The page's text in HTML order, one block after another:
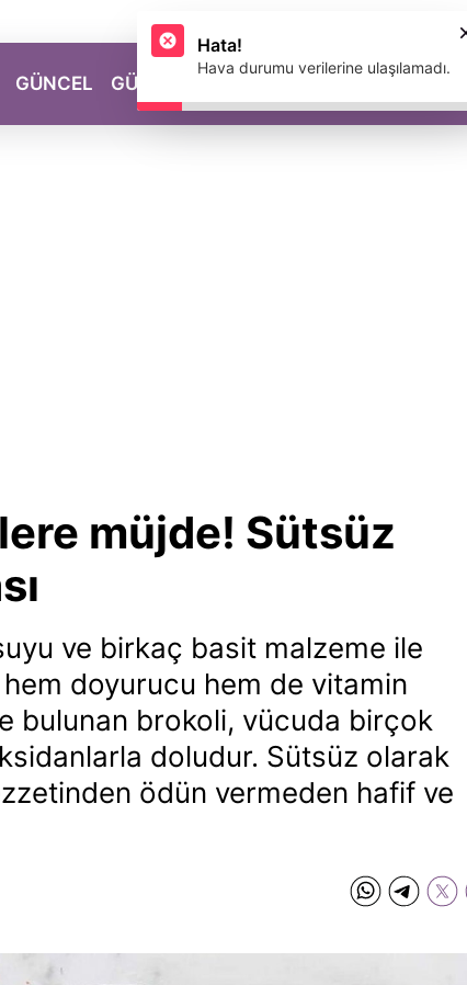
GÜNCEL GÜZELLİK MAGAZİN
müjde! Sütsüz
ve birkaç basit malzeme ile
doyurucu hem de vitamin
bulunan brokoli, vücuda birçok
doludur. Sütsüz olarak
ödün vermeden hafif ve
Hava durumu verilerine ulaşılamadı.